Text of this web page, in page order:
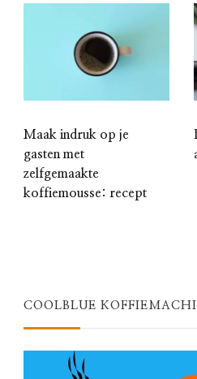
Maak indruk op je
gasten met
zelfgemaakte
koffiemousse: recept
COOLBLUE